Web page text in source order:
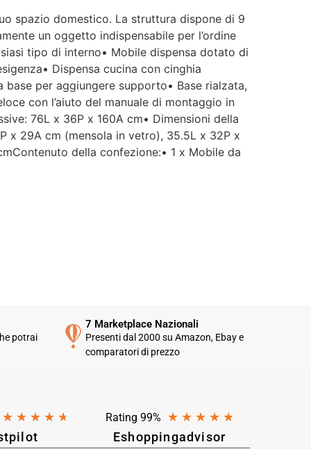
spazio domestico. La struttura dispone di 9
un oggetto indispensabile per l’ordine
tipo di interno• Mobile dispensa dotato di
Dispensa cucina con cinghia
per aggiungere supporto• Base rialzata,
con l’aiuto del manuale di montaggio in
76L x 36P x 160A cm• Dimensioni della
x 29A cm (mensola in vetro), 35.5L x 32P x
della confezione:• 1 x Mobile da
potrai
7 Marketplace Nazionali
Presenti dal 2000 su Amazon, Ebay e
comparatori di prezzo
★ ★ ★ ★ ★ Rating 99% ★ ★ ★ ★ ★
Eshoppingadvisor